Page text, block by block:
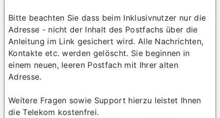
Bitte beachten Sie dass beim Inklusivnutzer nur die
Adresse - nicht der Inhalt des Postfachs über die
Anleitung im Link gesichert wird. Alle Nachrichten,
Kontakte etc. werden gelöscht. Sie beginnen in
einem neuen, leeren Postfach mit Ihrer alten
Adresse.
Weitere Fragen sowie Support hierzu leistet Ihnen
die Telekom kostenfrei.